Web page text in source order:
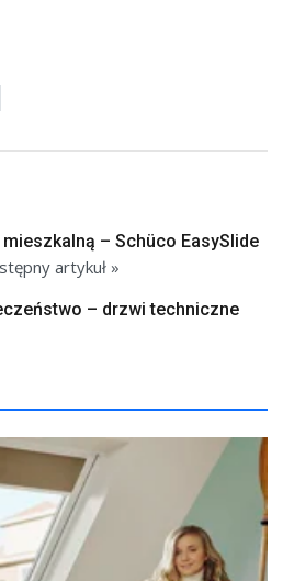
– Schüco EasySlide
artykuł »
– drzwi techniczne